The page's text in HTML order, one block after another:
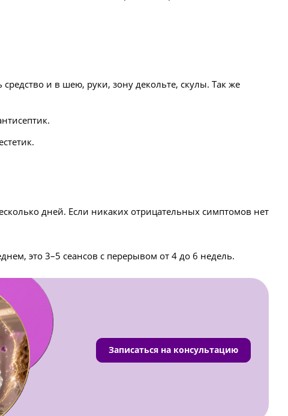
и в шею, руки, зону декольте, скулы. Так же
дней. Если никаких отрицательных симптомов нет
это 3–5 сеансов с перерывом от 4 до 6 недель.
Записаться на консультацию